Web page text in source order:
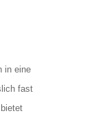
in eine
fast